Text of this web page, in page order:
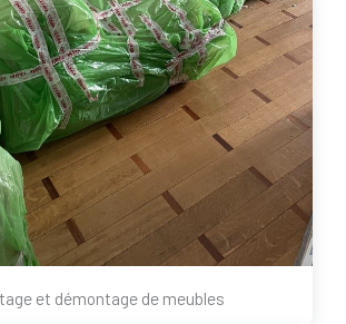
et démontage de meubles